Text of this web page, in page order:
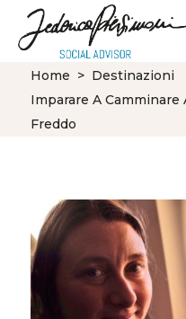
Home > Destinazioni
Imparare A Camminare
Freddo